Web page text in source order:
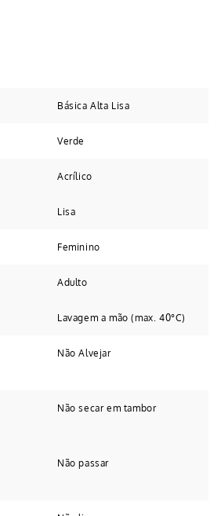
Básica Alta Lisa
Verde
Acrílico
Lisa
Feminino
Adulto
Lavagem a mão (max. 40°C)
Não Alvejar
Não secar em tambor
Não passar